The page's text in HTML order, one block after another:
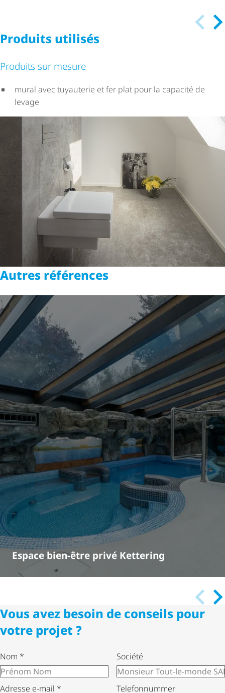
Produits utilisés
Produits sur mesure
mural avec tuyauterie et fer plat pour la capacité de
levage
Autres références
Espace bien-être privé Kettering
Vous avez besoin de conseils pour
votre projet ?
Nom * Société
Adresse e-mail * Telefonnummer